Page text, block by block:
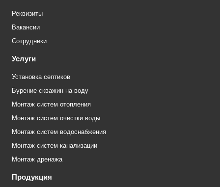
Реквизиты
Вакансии
Сотрудники
Услуги
Установка септиков
Бурение скважин на воду
Монтаж систем отопления
Монтаж систем очистки воды
Монтаж систем водоснабжения
Монтаж систем канализации
Монтаж дренажа
Продукция